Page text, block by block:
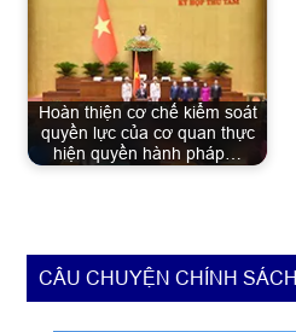
Hoàn thiện cơ chế kiểm soát
quyền lực của cơ quan thực
hiện quyền hành pháp…
Primary
CÂU CHUYỆN CHÍNH SÁCH